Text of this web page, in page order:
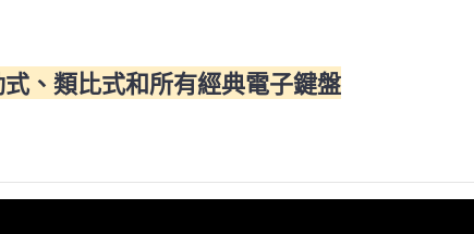
、類比式和所有經典電子鍵盤